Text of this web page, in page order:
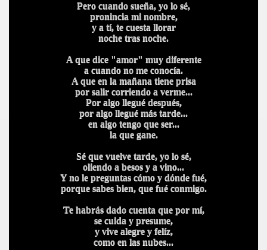
Pero cuando sueña, yo lo sé,
pronincia mi nombre,
y a tí, te cuesta llorar
noche tras noche.
A que dice "amor" muy diferente
a cuando no me conocía.
A que en la mañana tiene prisa
por salir corriendo a verme...
Por algo llegué después,
por algo llegué más tarde...
en algo tengo que ser...
la que gane.
Sé que vuelve tarde, yo lo sé,
oliendo a besos y a vino...
Y no le preguntas cómo y dónde fué,
porque sabes bien, que fué conmigo.
Te habrás dado cuenta que por mí,
se cuida y presume,
y vive alegre y felíz,
como en las nubes...